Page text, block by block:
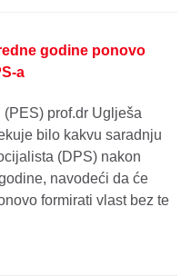
godine ponovo
a
prof.dr Uglješa
bilo kakvu saradnju
(DPS) nakon
navodeći da će
formirati vlast bez te